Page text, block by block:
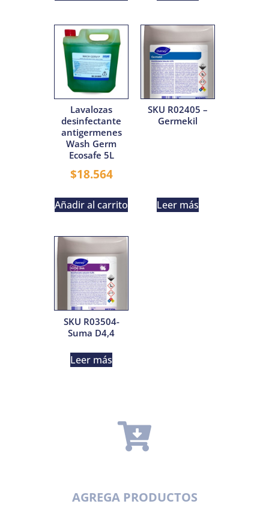
Lavalozas
desinfectante
antigermenes
Wash Germ
Ecosafe 5L
$18.564
Añadir al carrito
SKU R02405 –
Germekil
Leer más
SKU R03504-
Suma D4,4
Leer más
AGREGA PRODUCTOS